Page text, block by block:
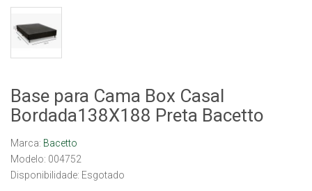
Base para Cama Box Casal
Bordada138X188 Preta Bacetto
Marca: Bacetto
Modelo: 004752
Disponibilidade: Esgotado